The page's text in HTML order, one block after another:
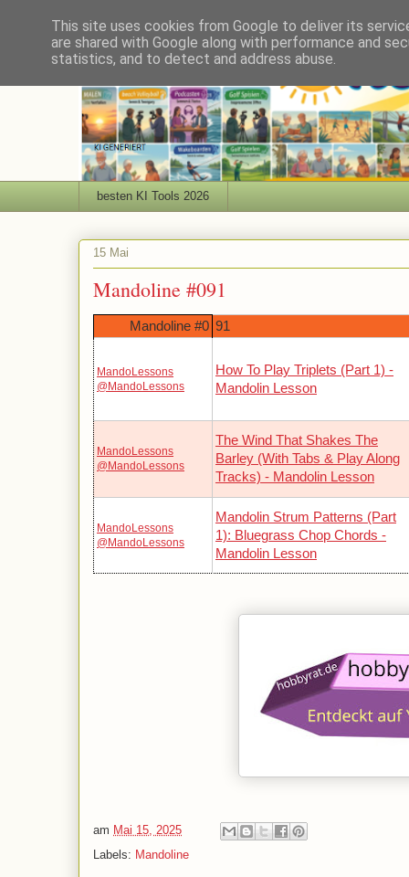
besten KI Tools 2026
15 Mai
Mandoline #091
Mandoline #0 91
MandoLessons
@MandoLessons
How To Play Triplets (Part 1) -
Mandolin Lesson
MandoLessons
@MandoLessons
The Wind That Shakes The
Barley (With Tabs & Play Along
Tracks) - Mandolin Lesson
MandoLessons
@MandoLessons
Mandolin Strum Patterns (Part
1): Bluegrass Chop Chords -
Mandolin Lesson
am Mai 15, 2025
Labels: Mandoline
This site uses cookies from Google to deliver its
are shared with Google along with performance and
statistics, and to detect and address abuse.